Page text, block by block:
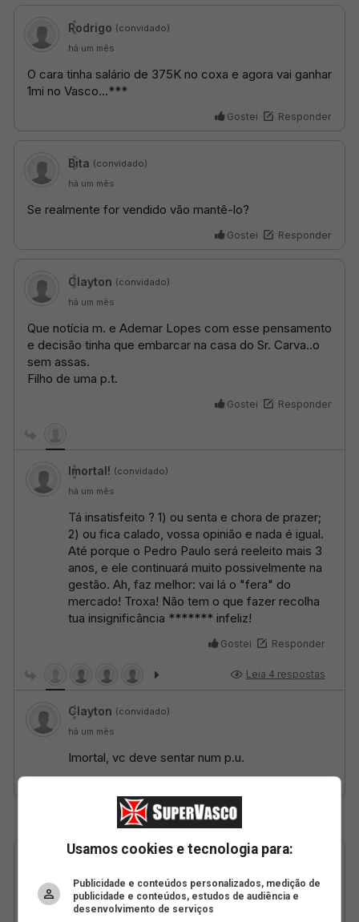
Usamos cookies e tecnologia para:
Publicidade e conteúdos personalizados, medição de
publicidade e conteúdos, estudos de audiência e
desenvolvimento de serviços